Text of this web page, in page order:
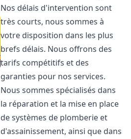
Nos délais d'intervention sont
très courts, nous sommes à
votre disposition dans les plus
brefs délais. Nous offrons des
tarifs compétitifs et des
garanties pour nos services.
Nous sommes spécialisés dans
la réparation et la mise en place
de systèmes de plomberie et
d'assainissement, ainsi que dans